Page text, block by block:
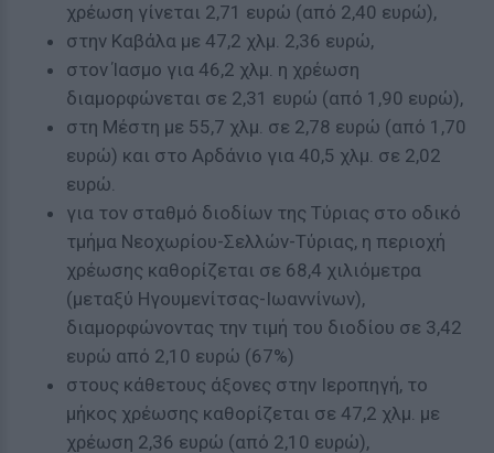
χρέωση γίνεται 2,71 ευρώ (από 2,40 ευρώ),
στην Καβάλα με 47,2 χλμ. 2,36 ευρώ,
στον Ίασμο για 46,2 χλμ. η χρέωση
διαμορφώνεται σε 2,31 ευρώ (από 1,90 ευρώ),
στη Μέστη με 55,7 χλμ. σε 2,78 ευρώ (από 1,70
ευρώ) και στο Αρδάνιο για 40,5 χλμ. σε 2,02
ευρώ.
για τον σταθμό διοδίων της Τύριας στο οδικό
τμήμα Νεοχωρίου-Σελλών-Τύριας, η περιοχή
χρέωσης καθορίζεται σε 68,4 χιλιόμετρα
(μεταξύ Ηγουμενίτσας-Ιωαννίνων),
διαμορφώνοντας την τιμή του διοδίου σε 3,42
ευρώ από 2,10 ευρώ (67%)
στους κάθετους άξονες στην Ιεροπηγή, το
μήκος χρέωσης καθορίζεται σε 47,2 χλμ. με
χρέωση 2,36 ευρώ (από 2,10 ευρώ),